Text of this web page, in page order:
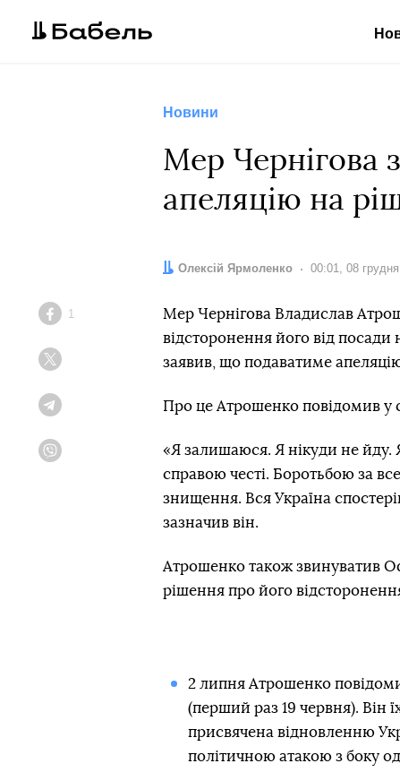
Новини
Мер Чернігова
апеляцію на
Автор:
Олексій Ярмоленко Дата:
00:01, 08
Facebook
1
Мер Чернігова Владислав
відсторонення його від посади
заявив, що подаватиме
Про це Атрошенко повідомив у
«Я залишаюся. Я нікуди не йду.
справою честі. Боротьбою за
знищення. Вся Україна
зазначив він.
Атрошенко також звинуватив
рішення про його
2 липня Атрошенко
(перший раз 19 червня). Він
присвячена відновленню
політичною атакою з боку